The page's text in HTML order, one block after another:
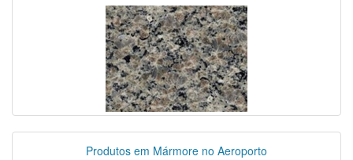
Produtos em Mármore no Aeroporto